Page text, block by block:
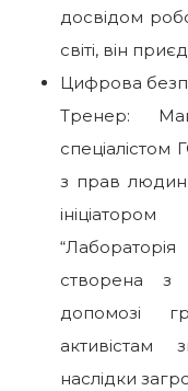
досвідом
світі, він
Цифрова
Тренер:
спеціалістом
з прав
створена з
допомозі
наслідки